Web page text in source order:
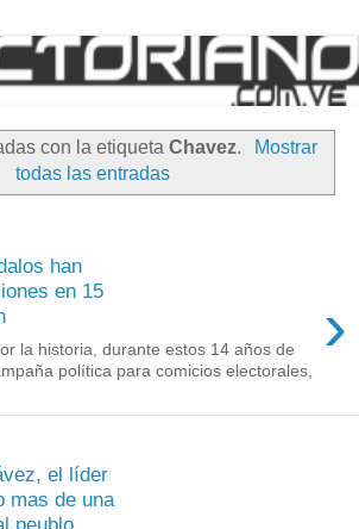
con la etiquetaChavez.
Mostrar
todas las entradas
han
en 15
›
la historia, durante estos 14 años de
política para comicios electorales,
el líder
mas de una
peublo